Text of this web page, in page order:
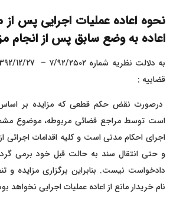
نحوه اعاده عملیات اجرایی پس از
اعاده به وضع سابق پس از انجام
قضاییه :
درصورت نقض حکم قطعی که مزایده بر
اجرای احکام مدنی است و کلیه اقدامات اجرائی
و حتی انتقال سند به حالت قبل خود برمی
دادخواست نیست. بنابراین برگزاری مزایده و
نام خریدار مانع از اعاده عملیات اجرایی نخواهد